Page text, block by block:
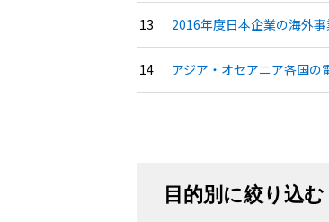
2016年度日本企業の海外
アジア・オセアニア各国の
目的別に絞り込む